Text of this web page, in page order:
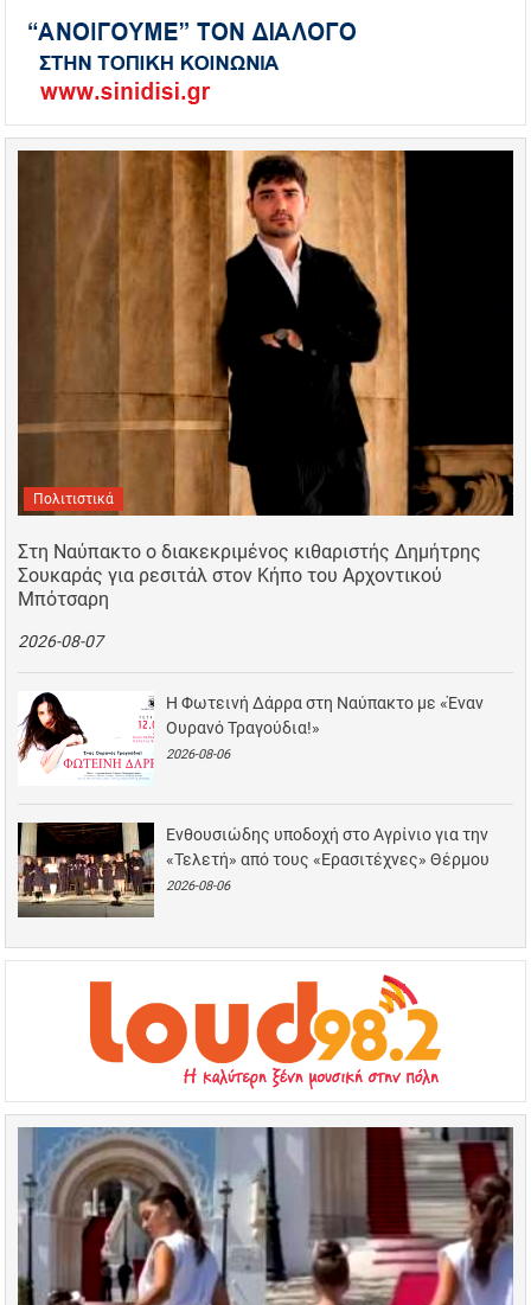
Πολιτιστικά
Στη Ναύπακτο ο διακεκριμένος κιθαριστής Δημήτρης
Σουκαράς για ρεσιτάλ στον Κήπο του Αρχοντικού
Μπότσαρη
2026-08-07
Η Φωτεινή Δάρρα στη Ναύπακτο με «Έναν
Ουρανό Τραγούδια!»
2026-08-06
Ενθουσιώδης υποδοχή στο Αγρίνιο για την
«Τελετή» από τους «Ερασιτέχνες» Θέρμου
2026-08-06